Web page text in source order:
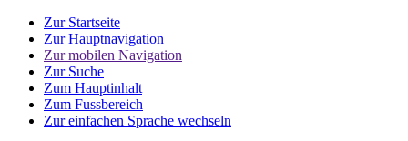
Zur Startseite
Zur Hauptnavigation
Zur mobilen Navigation
Zur Suche
Zum Hauptinhalt
Zum Fussbereich
Zur einfachen Sprache wechseln